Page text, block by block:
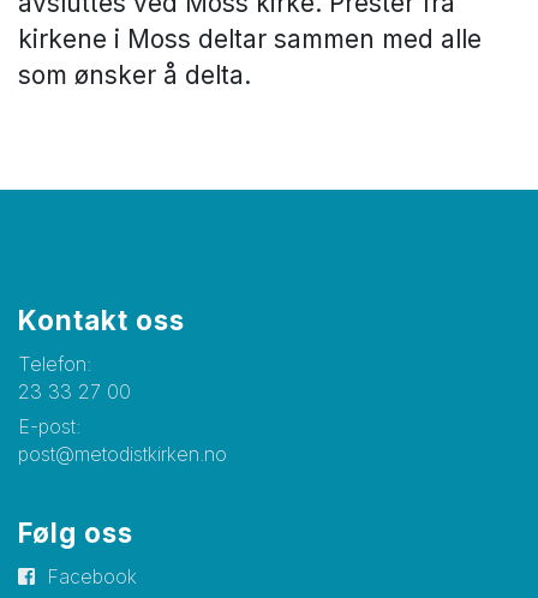
kirkene i Moss deltar sammen med alle
som ønsker å delta.
Kontakt oss
Telefon:
23 33 27 00
E-post:
post@metodistkirken.no
Følg oss
Facebook